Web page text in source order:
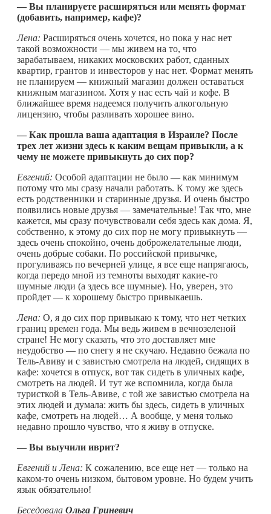
— Вы планируете расширяться или менять формат
(добавить, например, кафе)?
Лена: Расширяться очень хочется, но пока у нас нет
такой возможности — мы живем на то, что
зарабатываем, никаких московских работ, сданных
квартир, грантов и инвесторов у нас нет. Формат менять
не планируем — книжный магазин должен оставаться
книжным магазином. Хотя у нас есть чай и кофе. В
ближайшее время надеемся получить алкогольную
лицензию, чтобы разливать хорошее вино.
— Как прошла ваша адаптация в Израиле? После
трех лет жизни здесь к каким вещам привыкли, а к
чему не можете привыкнуть до сих пор?
Евгений: Особой адаптации не было — как минимум
потому что мы сразу начали работать. К тому же здесь
есть родственники и старинные друзья. И очень быстро
появились новые друзья — замечательные! Так что, мне
кажется, мы сразу почувствовали себя здесь как дома. Я,
собственно, к этому до сих пор не могу привыкнуть —
здесь очень спокойно, очень доброжелательные люди,
очень добрые собаки. По российской привычке,
прогуливаясь по вечерней улице, я все еще напрягаюсь,
когда передо мной из темноты выходят какие-то
шумные люди (а здесь все шумные). Но, уверен, это
пройдет — к хорошему быстро привыкаешь.
Лена: О, я до сих пор привыкаю к тому, что нет четких
границ времен года. Мы ведь живем в вечнозеленой
стране! Не могу сказать, что это доставляет мне
неудобство — по снегу я не скучаю. Недавно бежала по
Тель-Авиву и с завистью смотрела на людей, сидящих в
кафе: хочется в отпуск, вот так сидеть в уличных кафе,
смотреть на людей. И тут же вспомнила, когда была
туристкой в Тель-Авиве, с той же завистью смотрела на
этих людей и думала: жить бы здесь, сидеть в уличных
кафе, смотреть на людей… А вообще, у меня только
недавно прошло чувство, что я живу в отпуске.
— Вы выучили иврит?
Евгений и Лена: К сожалению, все еще нет — только на
каком-то очень низком, бытовом уровне. Но будем учить
язык обязательно!
Беседовала Ольга Гриневич